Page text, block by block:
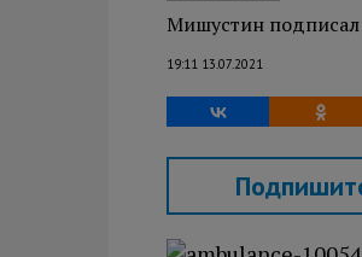
Мишустин подписал
19:11 13.07.2021